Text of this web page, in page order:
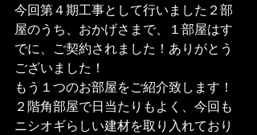
今回第４期工事として行いました２部
屋のうち、おかげさまで、１部屋はす
でに、ご契約されました！ありがとう
ございました！
もう１つのお部屋をご紹介致します！
２階角部屋で日当たりもよく、今回も
ニシオギらしい建材を取り入れており